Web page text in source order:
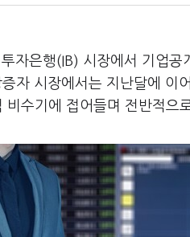
자은행(IB) 시장에서 기업
자 시장에서는 지난달에 이
수기에 접어들며 전반적으